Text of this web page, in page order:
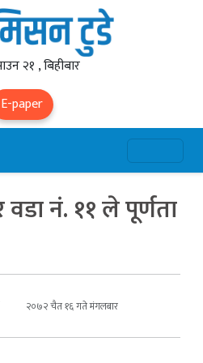
२१ , बिहीबार
E-paper
नं. ११ ले पूर्णता
२०७२ चैत १६ गते मंगलबार